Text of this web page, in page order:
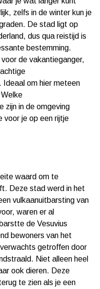
zelfs in de winter kun je
De stad ligt op
dus qua reistijd is
bestemming.
de vakantieganger,
Ideaal om hier meteen
zijn in de omgeving
voor je op een rijtje
waard om te
Deze stad werd in het
vulkaanuitbarsting van
waren er al
de Vesuvius
bewoners van het
getroffen door
Niet alleen heel
ook dieren. Deze
te zien als je een